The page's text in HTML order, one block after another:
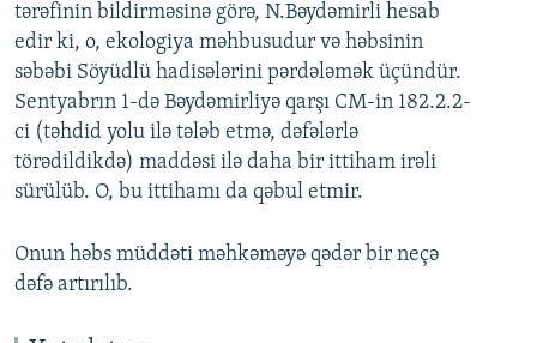
tərəfinin bildirməsinə görə, N.Bəydəmirli hesab
edir ki, o, ekologiya məhbusudur və həbsinin
səbəbi Söyüdlü hadisələrini pərdələmək üçündür.
Sentyabrın 1-də Bəydəmirliyə qarşı CM-in 182.2.2-
ci (təhdid yolu ilə tələb etmə, dəfələrlə
törədildikdə) maddəsi ilə daha bir ittiham irəli
sürülüb. O, bu ittihamı da qəbul etmir.
Onun həbs müddəti məhkəməyə qədər bir neçə
dəfə artırılıb.